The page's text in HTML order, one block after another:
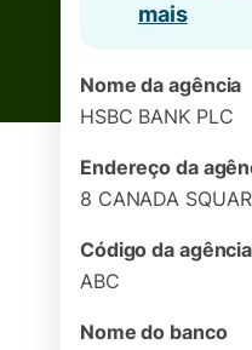
mais
Nome da agência
HSBC BANK PLC
Endereço da
8 CANADA
Código da agência
ABC
Nome do banco